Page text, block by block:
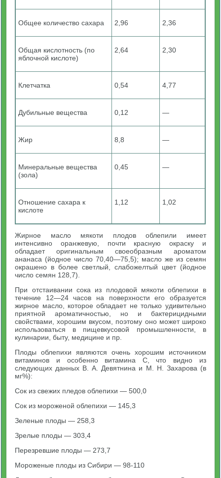
Общее количество сахара 2,96 2,36
Общая кислотность (по
яблочной кислоте)
2,64 2,30
Клетчатка 0,54 4,77
Дубильные вещества 0,12 —
Жир 8,8 —
Минеральные вещества
(зола)
0,45 —
Отношение сахара к
кислоте
1,12 1,02
Жирное масло мякоти плодов облепили имеет
интенсивно оранжевую, почти красную окраску и
обладает оригинальным своеобразным ароматом
ананаса (йодное число 70,40—75,5); масло же из семян
окрашено в более светлый, слабожелтый цвет (йодное
число семян 128,7).
При отстаивании сока из плодовой мякоти облепихи в
течение 12—24 часов на поверхности его образуется
жирное масло, которое обладает не только удивительно
приятной ароматичностью, но и бактерицидными
свойствами, хорошим вкусом, поэтому оно может широко
использоваться в пищевкусовой промышленности, в
кулинарии, быту, медицине и пр.
Плоды облепихи являются очень хорошим источником
витаминов и особенно витамина С, что видно из
следующих данных В. А. Девятнина и М. Н. Захарова (в
мг%):
Сок из свежих пледов облепихи — 500,0
Сок из мороженой облепихи — 145,3
Зеленые плоды — 258,3
Зрелые плоды — 303,4
Перезревшие плоды — 273,7
Мороженые плоды из Сибири — 98-110